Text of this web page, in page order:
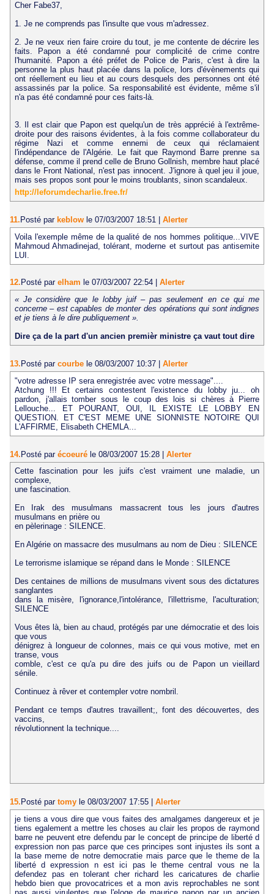
Cher Fabe37,
1. Je ne comprends pas l'insulte que vous m'adressez.
2. Je ne veux rien faire croire du tout, je me contente de décrire les
faits. Papon a été condamné pour complicité de crime contre
l'humanité. Papon a été préfet de Police de Paris, c'est à dire la
personne la plus haut placée dans la police, lors d'évènements qui
ont réellement eu lieu et au cours desquels des personnes ont été
assassinés par la police. Sa responsabilité est évidente, même s'il
n'a pas été condamné pour ces faits-là.
3. Il est clair que Papon est quelqu'un de très apprécié à l'extrême-
droite pour des raisons évidentes, à la fois comme collaborateur du
régime Nazi et comme ennemi de ceux qui réclamaient
l'indépendance de l'Algérie. Le fait que Raymond Barre prenne sa
défense, comme il prend celle de Bruno Gollnish, membre haut placé
dans le Front National, n'est pas innocent. J'ignore à quel jeu il joue,
mais ses propos sont pour le moins troublants, sinon scandaleux.
http://leforumdecharlie.free.fr/
11. Posté par keblow le 07/03/2007 18:51
Alerter
Voila l'exemple même de la qualité de nos hommes politique...VIVE
Mahmoud Ahmadinejad, tolérant, moderne et surtout pas antisemite
LUI.
12. Posté par elham le 07/03/2007 22:54
Alerter
« Je considère que le lobby juif – pas seulement en ce qui me
concerne – est capables de monter des opérations qui sont indignes
et je tiens à le dire publiquement ».
Dire ça de la part d'un ancien premièr ministre ça vaut tout dire
13. Posté par courbe le 08/03/2007 10:37
Alerter
"votre adresse IP sera enregistrée avec votre message"....
Atchung !!! Et certains contestent l'existence du lobby ju... oh
pardon, j'allais tomber sous le coup des lois si chères à Pierre
Lellouche... ET POURANT, OUI, IL EXISTE LE LOBBY EN
QUESTION. ET C'EST MEME UNE SIONNISTE NOTOIRE QUI
L'AFFIRME, Elisabeth CHEMLA...
14.Posté par écoeuré le 08/03/2007 15:28 | Alerter
Cette fascination pour les juifs c'est vraiment une maladie, un
complexe,
une fascination.
En Irak des musulmans massacrent tous les jours d'autres
musulmans en prière ou
en pèlerinage : SILENCE.
En Algérie on massacre des musulmans au nom de Dieu : SILENCE
Le terrorisme islamique se répand dans le Monde : SILENCE
Des centaines de millions de musulmans vivent sous des dictatures
sanglantes
dans la misère, l'ignorance,l'intolérance, l'illettrisme, l'aculturation;
SILENCE
Vous êtes là, bien au chaud, protégés par une démocratie et des lois
que vous
dénigrez à longueur de colonnes, mais ce qui vous motive, met en
transe, vous
comble, c'est ce qu'a pu dire des juifs ou de Papon un vieillard
sénile.
Continuez à rêver et contempler votre nombril.
Pendant ce temps d'autres travaillent;, font des découvertes, des
vaccins,
révolutionnent la technique....
15. Posté par tomy le 08/03/2007 17:55
Alerter
je tiens a vous dire que vous faites des amalgames dangereux et je
tiens egalement a mettre les choses au clair les propos de raymond
barre ne peuvent etre defendu par le concept de principe de liberté d
expression non pas parce que ces principes sont injustes ils sont a
la base meme de notre democratie mais parce que le theme de la
liberté d expression n est ici pas le theme central vous ne la
defendez pas en tolerant cher richard les caricatures de charlie
hebdo bien que provocatrices et a mon avis reprochables ne sont